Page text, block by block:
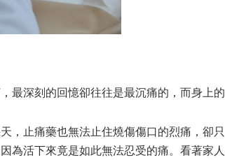
最深刻的回憶卻往往是最沉痛的，而身上的
，止痛藥也無法止住燒傷傷口的烈痛，卻只
為活下來竟是如此無法忍受的痛。看著家人